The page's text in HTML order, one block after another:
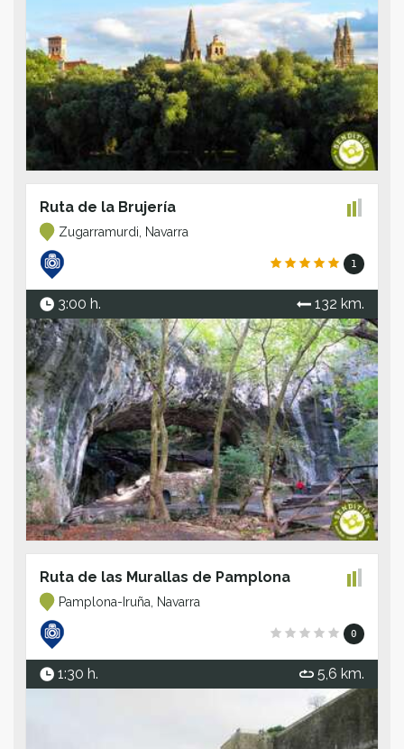
Ruta de la Brujería
Zugarramurdi, Navarra
1
3:00 h. 132 km.
Ruta de las Murallas de Pamplona
Pamplona-Iruña, Navarra
0
1:30 h. 5,6 km.